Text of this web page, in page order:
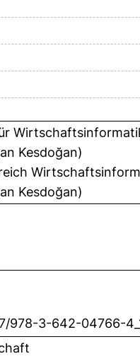
Kesdoğan)
Kesdoğan)
978-3-642-04766-